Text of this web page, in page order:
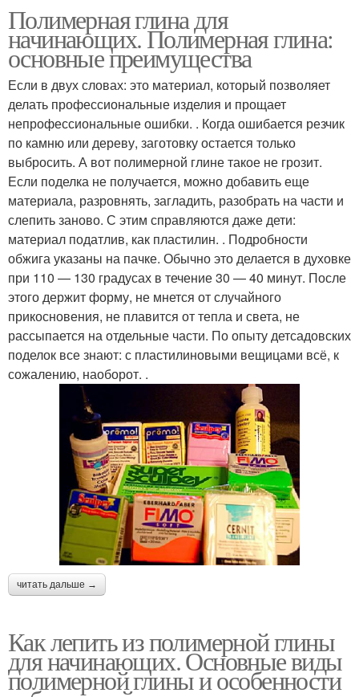
Полимерная глина для
начинающих. Полимерная глина:
основные преимущества
Если в двух словах: это материал, который позволяет
делать профессиональные изделия и прощает
непрофессиональные ошибки. . Когда ошибается резчик
по камню или дереву, заготовку остается только
выбросить. А вот полимерной глине такое не грозит.
Если поделка не получается, можно добавить еще
материала, разровнять, загладить, разобрать на части и
слепить заново. С этим справляются даже дети:
материал податлив, как пластилин. . Подробности
обжига указаны на пачке. Обычно это делается в духовке
при 110 — 130 градусах в течение 30 — 40 минут. После
этого держит форму, не мнется от случайного
прикосновения, не плавится от тепла и света, не
рассыпается на отдельные части. По опыту детсадовских
поделок все знают: с пластилиновыми вещицами всё, к
сожалению, наоборот. .
читать дальше →
Как лепить из полимерной глины
для начинающих. Основные виды
полимерной глины и особенности